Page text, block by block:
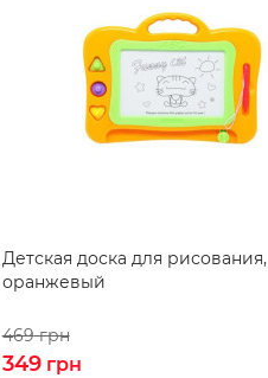
Детская доска для рисования,
оранжевый
469грн
349грн